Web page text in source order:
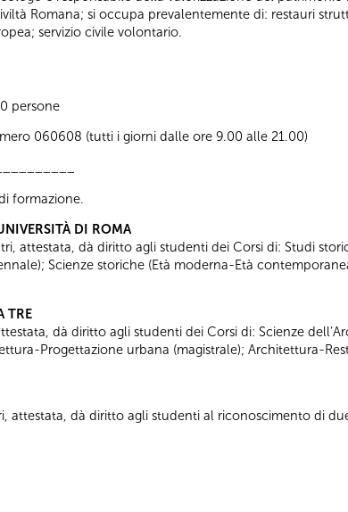
Romana; si occupa prevalentemente di: restauri
servizio civile volontario.
persone
060608 (tutti i giorni dalle ore 9.00 alle 21.00)
formazione.
DI ROMA
attestata, dà diritto agli studenti dei Corsi di: Studi
Scienze storiche (Età moderna-Età
TRE
dà diritto agli studenti dei Corsi di: Scienze
Progettazione urbana (magistrale); Architettura-
attestata, dà diritto agli studenti al riconoscimento di